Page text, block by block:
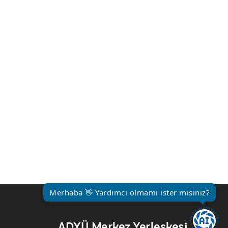
Merhaba 👋 Yardımcı olmamı ister misiniz?